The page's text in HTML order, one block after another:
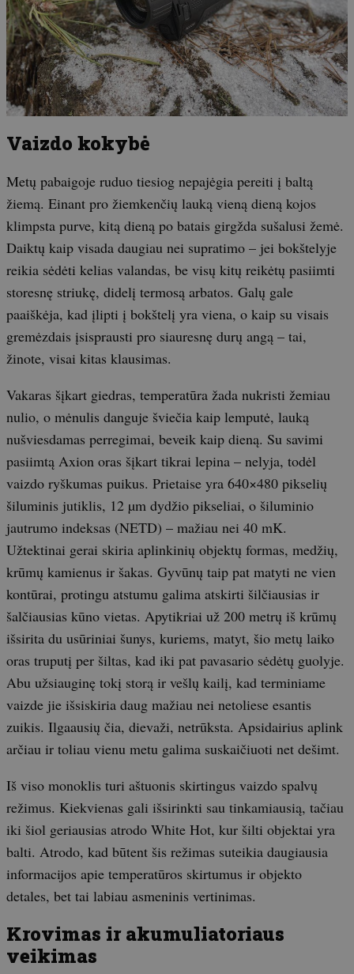
Vaizdo kokybė
Metų pabaigoje ruduo tiesiog nepajėgia pereiti į baltą
žiemą. Einant pro žiemkenčių lauką vieną dieną kojos
klimpsta purve, kitą dieną po batais girgžda sušalusi žemė.
Daiktų kaip visada daugiau nei supratimo – jei bokštelyje
reikia sėdėti kelias valandas, be visų kitų reikėtų pasiimti
storesnę striukę, didelį termosą arbatos. Galų gale
paaiškėja, kad įlipti į bokštelį yra viena, o kaip su visais
gremėzdais įsisprausti pro siauresnę durų angą – tai,
žinote, visai kitas klausimas.
Vakaras šįkart giedras, temperatūra žada nukristi žemiau
nulio, o mėnulis danguje šviečia kaip lemputė, lauką
nušviesdamas perregimai, beveik kaip dieną. Su savimi
pasiimtą Axion oras šįkart tikrai lepina – nelyja, todėl
vaizdo ryškumas puikus. Prietaise yra 640×480 pikselių
šiluminis jutiklis, 12 µm dydžio pikseliai, o šiluminio
jautrumo indeksas (NETD) – mažiau nei 40 mK.
Užtektinai gerai skiria aplinkinių objektų formas, medžių,
krūmų kamienus ir šakas. Gyvūnų taip pat matyti ne vien
kontūrai, protingu atstumu galima atskirti šilčiausias ir
šalčiausias kūno vietas. Apytikriai už 200 metrų iš krūmų
išsirita du usūriniai šunys, kuriems, matyt, šio metų laiko
oras truputį per šiltas, kad iki pat pavasario sėdėtų guolyje.
Abu užsiauginę tokį storą ir vešlų kailį, kad terminiame
vaizde jie išsiskiria daug mažiau nei netoliese esantis
zuikis. Ilgaausių čia, dievaži, netrūksta. Apsidairius aplink
arčiau ir toliau vienu metu galima suskaičiuoti net dešimt.
Iš viso monoklis turi aštuonis skirtingus vaizdo spalvų
režimus. Kiekvienas gali išsirinkti sau tinkamiausią, tačiau
iki šiol geriausias atrodo White Hot, kur šilti objektai yra
balti. Atrodo, kad būtent šis režimas suteikia daugiausia
informacijos apie temperatūros skirtumus ir objekto
detales, bet tai labiau asmeninis vertinimas.
Krovimas ir akumuliatoriaus
veikimas